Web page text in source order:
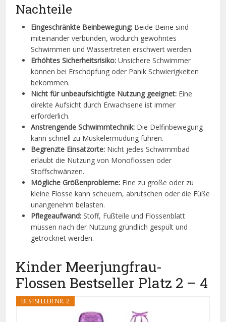
Nachteile
Eingeschränkte Beinbewegung: Beide Beine sind
miteinander verbunden, wodurch gewohntes
Schwimmen und Wassertreten erschwert werden.
Erhöhtes Sicherheitsrisiko: Unsichere Schwimmer
können bei Erschöpfung oder Panik Schwierigkeiten
bekommen.
Nicht für unbeaufsichtigte Nutzung geeignet: Eine
direkte Aufsicht durch Erwachsene ist immer
erforderlich.
Anstrengende Schwimmtechnik: Die Delfinbewegung
kann schnell zu Muskelermüdung führen.
Begrenzte Einsatzorte: Nicht jedes Schwimmbad
erlaubt die Nutzung von Monoflossen oder
Stoffschwänzen.
Mögliche Größenprobleme: Eine zu große oder zu
kleine Flosse kann scheuern, abrutschen oder die Füße
unangenehm belasten.
Pflegeaufwand: Stoff, Fußteile und Flossenblatt
müssen nach der Nutzung gründlich gespült und
getrocknet werden.
Kinder Meerjungfrau-
Flossen Bestseller Platz 2 – 4
BESTSELLER NR. 2